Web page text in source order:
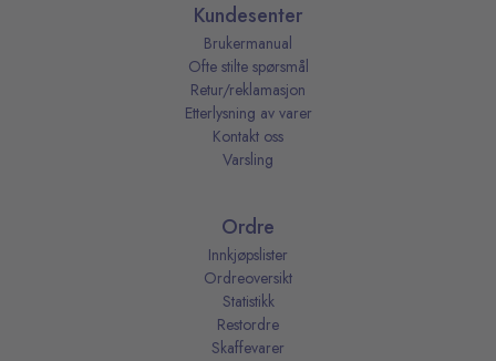
Kundesenter
Brukermanual
Ofte stilte spørsmål
Retur/reklamasjon
Etterlysning av varer
Kontakt oss
Varsling
Ordre
Innkjøpslister
Ordreoversikt
Statistikk
Restordre
Skaffevarer